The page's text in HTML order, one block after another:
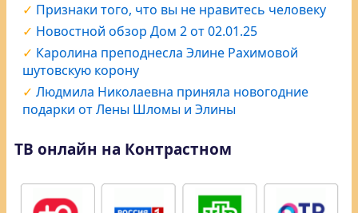
Признаки того, что вы не нравитесь человеку
Новостной обзор Дом 2 от 02.01.25
Каролина преподнесла Элине Рахимовой
шутовскую корону
Людмила Николаевна приняла новогодние
подарки от Лены Шломы и Элины
ТВ онлайн на Контрастном